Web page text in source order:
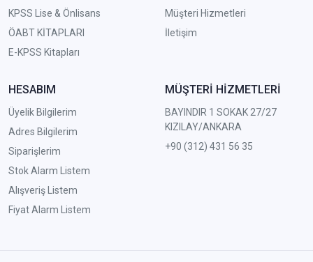
KPSS Lise & Önlisans
ÖABT KİTAPLARI
E-KPSS Kitapları
Müşteri Hizmetleri
İletişim
HESABIM
Üyelik Bilgilerim
Adres Bilgilerim
Siparişlerim
Stok Alarm Listem
Alışveriş Listem
Fiyat Alarm Listem
MÜŞTERİ HİZMETLERİ
BAYINDIR 1 SOKAK 27/27
KIZILAY/ANKARA
+90 (312) 431 56 35